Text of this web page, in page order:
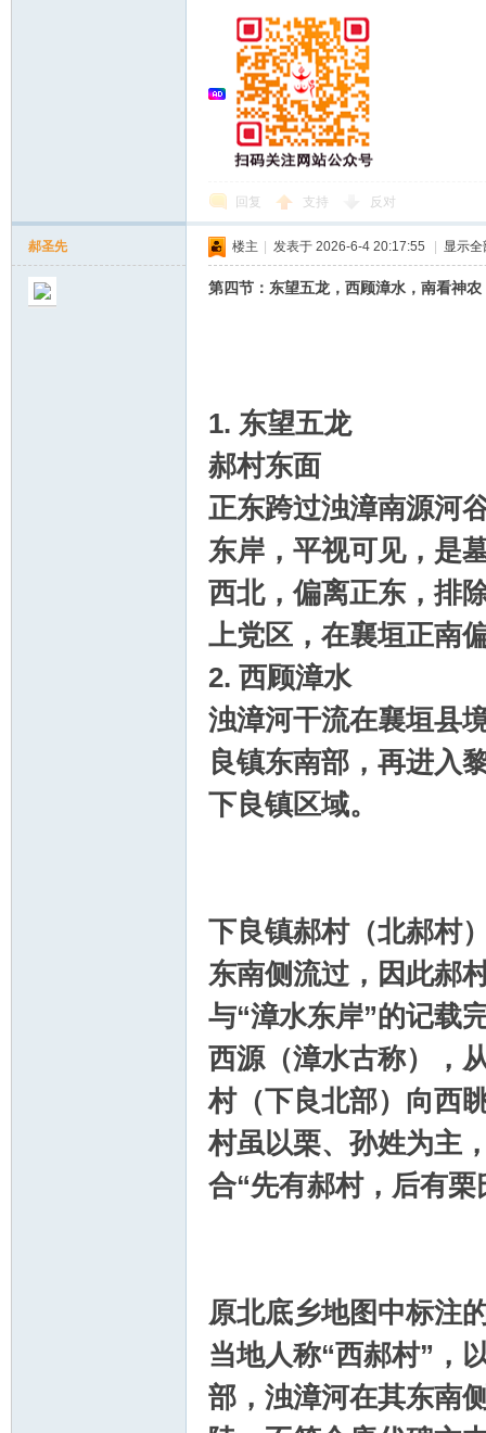
回复 支持 反对
郝圣先 楼主 发表于 2026-6-4 20:17:55 显示
第四节：东望五龙，西顾漳水，南看神农
1. 东望五龙
郝村东面
正东跨过浊漳南源河
东岸，平视可见，是
西北，偏离正东，排
上党区，在襄垣正南
2. 西顾漳水
浊漳河干流在襄垣县
良镇东南部，再进入
下良镇区域。
下良镇郝村（北郝村
东南侧流过，因此郝
与“漳水东岸”的记载
西源（漳水古称），
村（下良北部）向西
村虽以栗、孙姓为主
合“先有郝村，后有栗
原北底乡地图中标注
当地人称“西郝村”，
部，浊漳河在其东南